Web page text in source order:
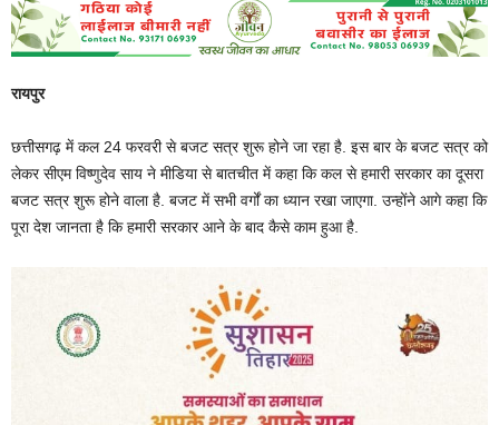
रायपुर
छत्तीसगढ़ में कल 24 फरवरी से बजट सत्र शुरू होने जा रहा है. इस बार के बजट सत्र को
लेकर सीएम विष्णुदेव साय ने मीडिया से बातचीत में कहा कि कल से हमारी सरकार का दूसरा
बजट सत्र शुरू होने वाला है. बजट में सभी वर्गों का ध्यान रखा जाएगा. उन्होंने आगे कहा कि
पूरा देश जानता है कि हमारी सरकार आने के बाद कैसे काम हुआ है.